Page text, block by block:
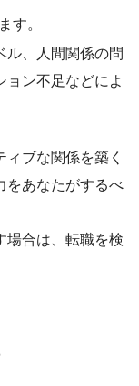
す。
ル
人間関係の問
ョン不足などによ
ブな関係を築く
をあなたがするべ
場合は、転職を検